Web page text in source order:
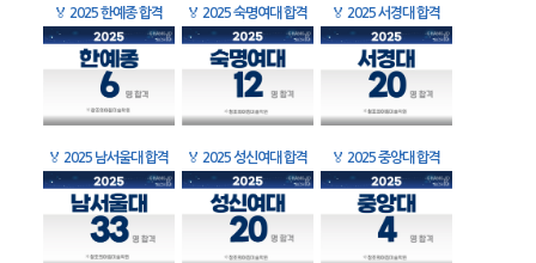
🏅 2025 한예종 합격 🏅 2025 숙명여대 합격 🏅 2025 서경대 합격
🏅 2025 남서울대 합격 🏅 2025 성신여대 합격 🏅 2025 중앙대 합격